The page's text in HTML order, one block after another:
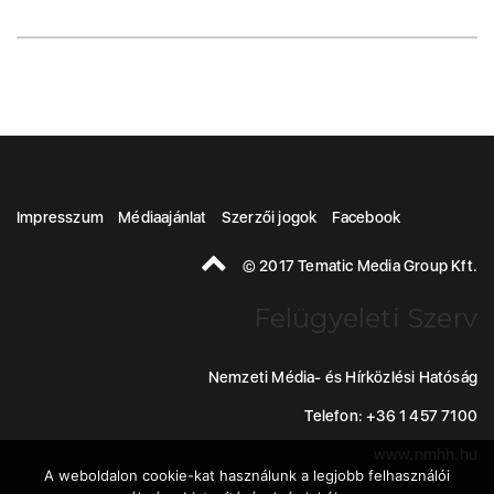
Impresszum Médiaajánlat Szerzői jogok Facebook
© 2017 Tematic Media Group Kft.
Felügyeleti Szerv
Nemzeti Média- és Hírközlési Hatóság
Telefon: +36 1 457 7100
A weboldalon cookie-kat használunk a legjobb felhasználói